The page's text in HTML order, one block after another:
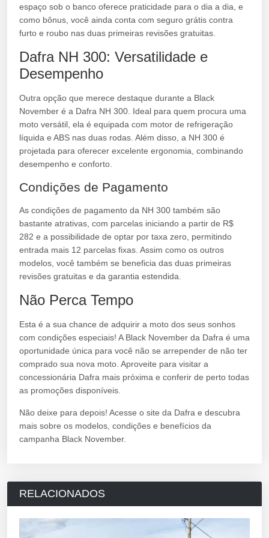
espaço sob o banco oferece praticidade para o dia a dia, e
como bônus, você ainda conta com seguro grátis contra
furto e roubo nas duas primeiras revisões gratuitas.
Dafra NH 300: Versatilidade e
Desempenho
Outra opção que merece destaque durante a Black
November é a Dafra NH 300. Ideal para quem procura uma
moto versátil, ela é equipada com motor de refrigeração
líquida e ABS nas duas rodas. Além disso, a NH 300 é
projetada para oferecer excelente ergonomia, combinando
desempenho e conforto.
Condições de Pagamento
As condições de pagamento da NH 300 também são
bastante atrativas, com parcelas iniciando a partir de R$
282 e a possibilidade de optar por taxa zero, permitindo
entrada mais 12 parcelas fixas. Assim como os outros
modelos, você também se beneficia das duas primeiras
revisões gratuitas e da garantia estendida.
Não Perca Tempo
Esta é a sua chance de adquirir a moto dos seus sonhos
com condições especiais! A Black November da Dafra é uma
oportunidade única para você não se arrepender de não ter
comprado sua nova moto. Aproveite para visitar a
concessionária Dafra mais próxima e conferir de perto todas
as promoções disponíveis.
Não deixe para depois! Acesse o site da Dafra e descubra
mais sobre os modelos, condições e benefícios da
campanha Black November.
RELACIONADOS